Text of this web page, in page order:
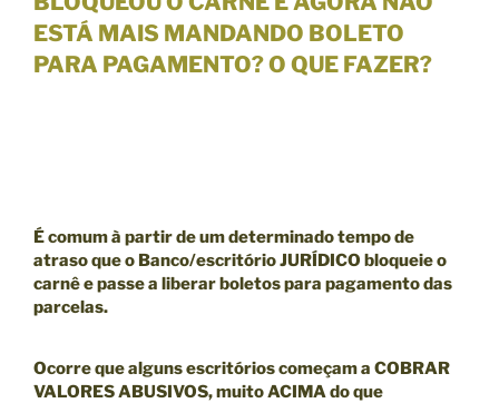
ESTÁ MAIS MANDANDO BOLETO
PARA PAGAMENTO? O QUE FAZER?
É comum à partir de umdeterminado tempo de
atraso que o Banco/escritório JURÍDICO bloqueie o
carnêe passe a liberar boletos para pagamento das
parcelas.
Ocorre que alguns escritórios começam a COBRAR
VALORES ABUSIVOS, muito ACIMA do que